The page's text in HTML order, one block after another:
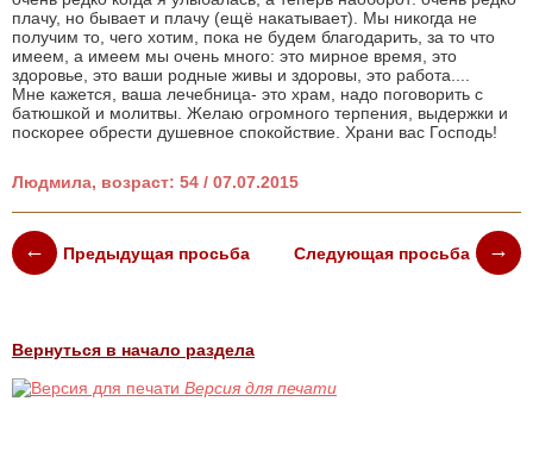
плачу, но бывает и плачу (ещё накатывает). Мы никогда не
получим то, чего хотим, пока не будем благодарить, за то что
имеем, а имеем мы очень много: это мирное время, это
здоровье, это ваши родные живы и здоровы, это работа....
Мне кажется, ваша лечебница- это храм, надо поговорить с
батюшкой и молитвы. Желаю огромного терпения, выдержки и
поскорее обрести душевное спокойствие. Храни вас Господь!
Людмила, возраст: 54 / 07.07.2015
Предыдущая просьба Следующая просьба
Вернуться в начало раздела
Версия для печати